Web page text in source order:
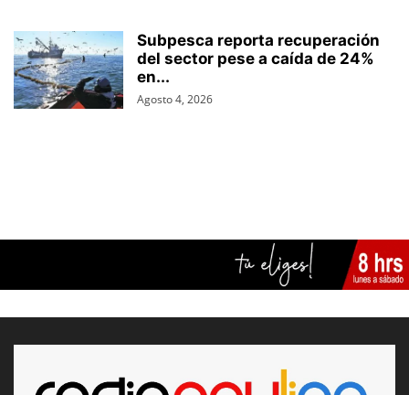
Subpesca reporta recuperación
del sector pese a caída de 24%
en...
Agosto 4, 2026